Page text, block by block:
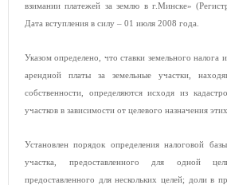
взимании платежей за землю в г.Минске»
Дата вступления в силу – 01 июля 2008 года.
Указом определено, что ставки земельного налога
арендной платы за земельные участки,
собственности, определяются исходя из
участков в зависимости от целевого назначения
Установлен порядок определения налоговой
участка, предоставленного для одной
предоставленного для нескольких целей; доли в